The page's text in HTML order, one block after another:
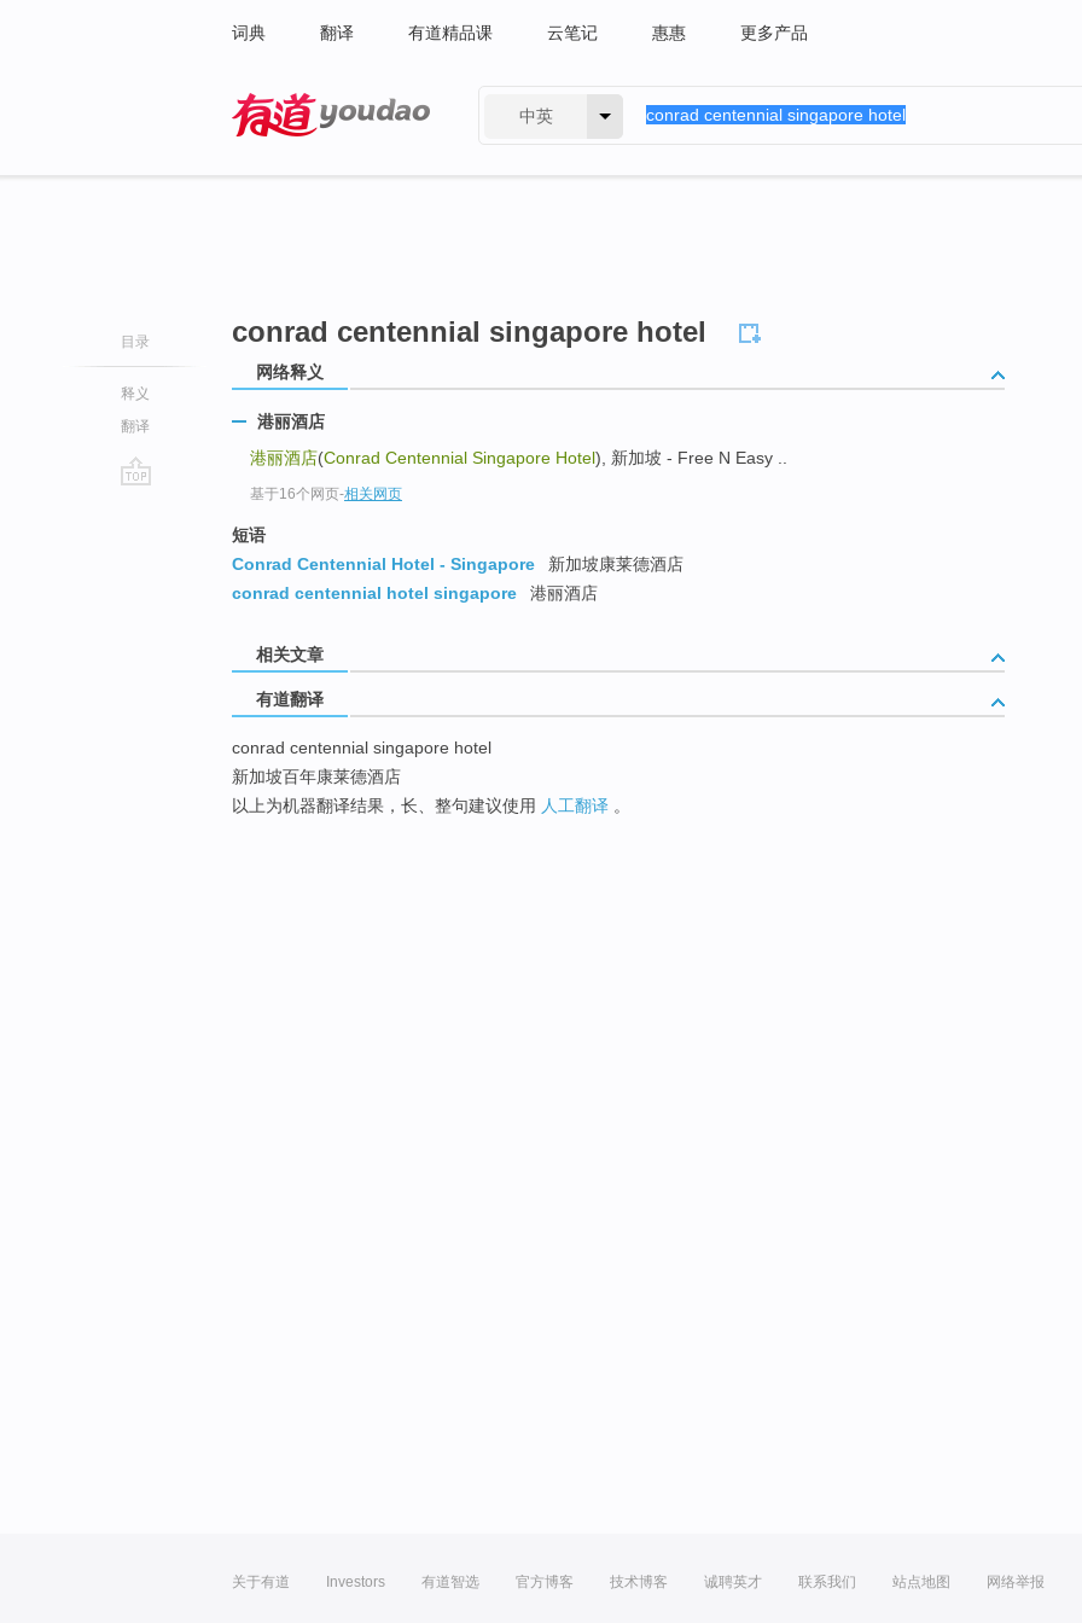
词典 翻译 有道精品课 云笔记 惠惠 更多产品
中英
目录
释义
翻译
conrad centennial singapore hotel
网络释义
港丽酒店
港丽酒店(Conrad Centennial Singapore Hotel), 新加坡 - Free N Easy ..
基于16个网页-相关网页
短语
Conrad Centennial Hotel - Singapore
新加坡康莱德酒店
conrad centennial hotel singapore
港丽酒店
相关文章
有道翻译
conrad centennial singapore hotel
新加坡百年康莱德酒店
以上为机器翻译结果，长、整句建议使用 人工翻译 。
关于有道 Investors 有道智选 官方博客 技术博客 诚聘英才 联系我们 站点地图 网络举报